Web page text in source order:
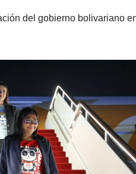
del gobierno bolivariano